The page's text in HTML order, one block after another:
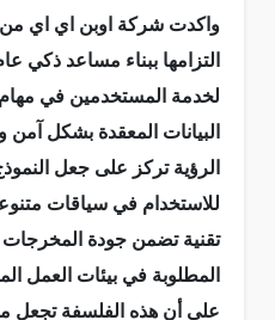
واكدت شركة اوبن اي اي
التزامها ببناء مساعد ذكي
لخدمة المستخدمين في مهام
البيانات المعقدة بشكل
الرؤية تركز على جعل
للاستخدام في سياقات
تقنية تضمن جودة المخرجات
المطلوبة في بيئات العمل
على أن هذه الفلسفة